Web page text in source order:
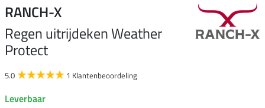
RANCH-X
Regen uitrijdeken Weather
Protect
5.0 1 Klantenbeoordeling
Leverbaar